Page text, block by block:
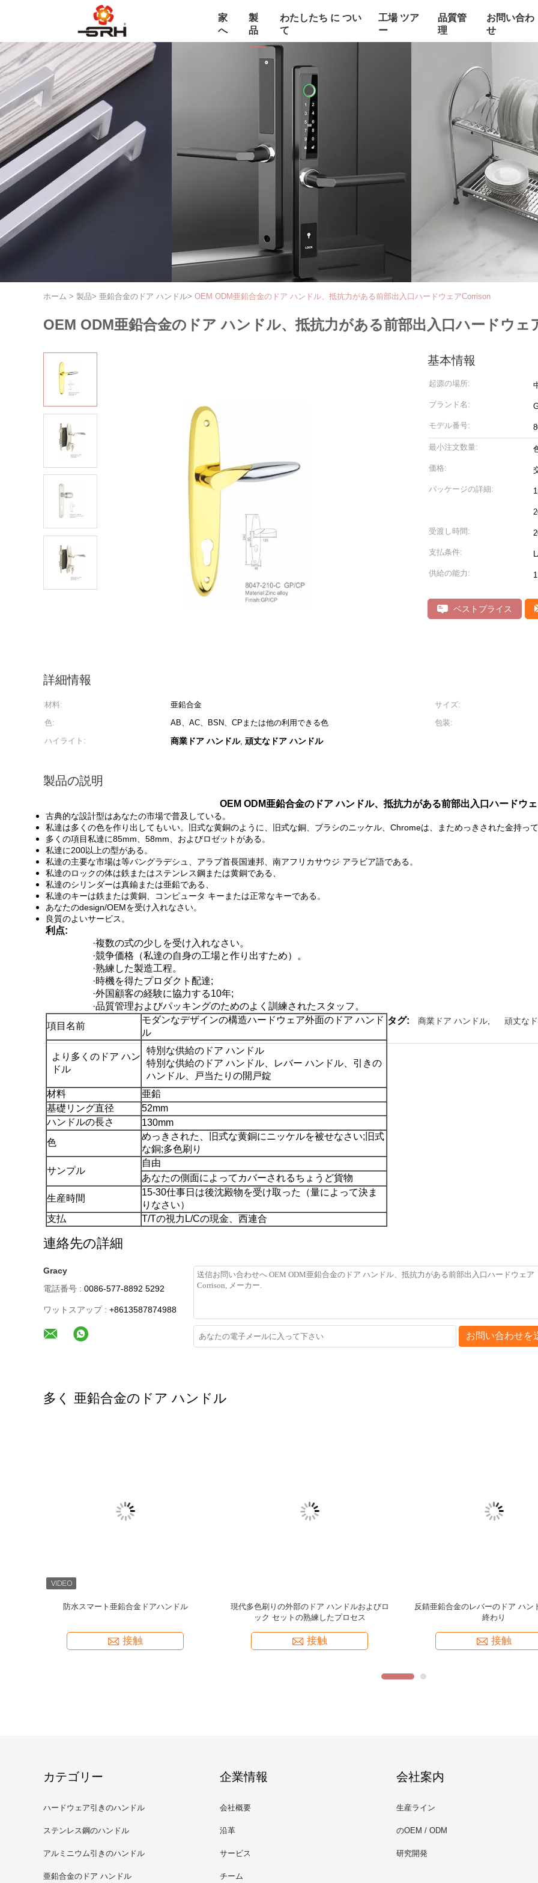
家
へ
製
品
わたしたち に つい
て
工場 ツア
ー
品質管
理
お問い合わ
せ
ホーム > 製品> 亜鉛合金のドア ハンドル> OEM ODM亜鉛合金のドア ハンドル、抵抗力がある前部出入口ハードウェアCorrison
OEM ODM亜鉛合金のドア ハンドル、抵抗力がある前部出入口ハードウ
基本情報
起源の場所:
ブランド名:
モデル番号:
最小注文数量:
価格:
パッケージの詳細:
受渡し時間:
支払条件:
供給の能力:
ベストプライス
詳細情報
材料: 亜鉛合金
サイズ:
色:
AB、AC、BSN、CPまたは他の利用できる色
包装:
ハイライト:
商業ドア ハンドル, 頑丈なドア ハンドル
製品の説明
OEM ODM亜鉛合金のドア ハンドル、抵抗力がある前部出入口ハードウ
古典的な設計型はあなたの市場で普及している。
私達は多くの色を作り出してもいい。旧式な黄銅のように、旧式な銅、ブラシのニッケル、Chromeは、まためっきされた金持っ
多くの項目私達に85mm、58mm、およびロゼットがある。
私達に200以上の型がある。
私達の主要な市場は等バングラデシュ、アラブ首長国連邦、南アフリカサウジ アラビア語である。
私達のロックの体は鉄またはステンレス鋼または黄銅である、
私達のシリンダーは真鍮または亜鉛である、
私達のキーは鉄または黄銅、コンピュータ キーまたは正常なキーである。
あなたのdesign/OEMを受け入れなさい。
良質のよいサービス。
利点:
·複数の式の少しを受け入れなさい。
·競争価格（私達の自身の工場と作り出すため）。
·熟練した製造工程。
·時機を得たプロダクト配達;
·外国顧客の経験に協力する10年;
·品質管理およびパッキングのためのよく訓練されたスタッフ。
項目名前
モダンなデザインの構造ハードウェア外面のドア ハンド
ル
より多くのドア ハン
ドル
特別な供給のドア ハンドル
特別な供給のドア ハンドル、レバー ハンドル、引きの
ハンドル、戸当たりの開戸錠
材料
亜鉛
基礎リング直径
52mm
ハンドルの長さ
130mm
色
めっきされた、旧式な黄銅にニッケルを被せなさい;旧式
な銅;多色刷り
サンプル
自由
あなたの側面によってカバーされるちょうど貨物
生産時間
15-30仕事日は後沈殿物を受け取った（量によって決ま
りなさい）
支払
T/Tの視力L/Cの現金、西連合
タグ: 商業ドア ハンドル 頑丈な
連絡先の詳細
Gracy
電話番号 : 0086-577-8892 5292
ワットスアップ : +8613587874988
お問い合わせを
多く 亜鉛合金のドア ハンドル
普及した内部ドア・ノブ セット、滑らかな亜
接触
家の住宅の出入口ハードウェア普及した古典的
な設計高性能
接触
亜鉛合金のドア ハンドルの
抵抗力があるカスタマイズさ
接触
カテゴリー
ハードウェア引きのハンドル
ステンレス鋼のハンドル
アルミニウム引きのハンドル
亜鉛合金のドア ハンドル
企業情報
会社概要
沿革
サービス
チーム
会社案内
生産ライン
のOEM / ODM
研究開発